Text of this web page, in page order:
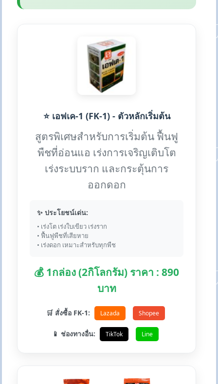
⭐ เอฟเค-1 (FK-1) - ตัวหลักเริ่มต้น
สูตรพิเศษสำหรับการเริ่มต้น ฟื้นฟู
พืชที่อ่อนแอ เร่งการเจริญเติบโต
เร่งระบบราก และกระตุ้นการ
ออกดอก
✨ ประโยชน์เด่น:
• เร่งโต เร่งใบเขียว เร่งราก
• ฟื้นฟูพืชที่เสียหาย
• เร่งดอก เหมาะสำหรับทุกพืช
💰 1กล่อง (2กิโลกรัม) ราคา : 890
บาท
🛒 สั่งซื้อ FK-1: Lazada Shopee
📱 ช่องทางอื่น: TikTok Line